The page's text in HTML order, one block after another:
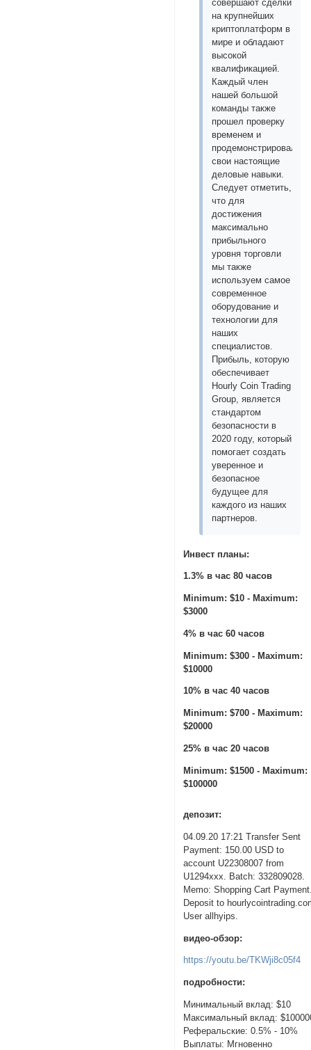
совершают сделки
на крупнейших
криптоплатформ в
мире и обладают
высокой
квалификацией.
Каждый член
нашей большой
команды также
прошел проверку
временем и
продемонстрировал
свои настоящие
деловые навыки.
Следует отметить,
что для
достижения
максимально
прибыльного
уровня торговли
мы также
используем самое
современное
оборудование и
технологии для
наших
специалистов.
Прибыль, которую
обеспечивает
Hourly Coin Trading
Group, является
стандартом
безопасности в
2020 году, который
помогает создать
уверенное и
безопасное
будущее для
каждого из наших
партнеров.
Инвест планы:
1.3% в час 80 часов
Minimum: $10 - Maximum:
$3000
4% в час 60 часов
Minimum: $300 - Maximum:
$10000
10% в час 40 часов
Minimum: $700 - Maximum:
$20000
25% в час 20 часов
Minimum: $1500 - Maximum:
$100000
депозит:
04.09.20 17:21 Transfer Sent
Payment: 150.00 USD to
account U22308007 from
U1294xxx. Batch: 332809028.
Memo: Shopping Cart
Deposit to
User allhyips.
видео-обзор:
https://youtu.be/TKWji8c05f4
подробности:
Минимальный вклад: $10
Максимальный вклад:
Реферальские: 0.5% - 10%
Выплаты: Мгновенно